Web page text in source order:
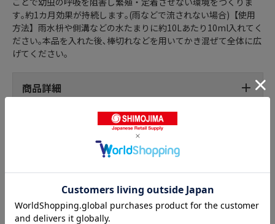
す｡約1カ月効果が持続します｡(雨などで流されない場合)【使用
方法】雨水枡や側溝などの水たまりに約10Lあたり10ml入れてく
ださい｡本品を入れた後､棒切れなどを用いてかき混ぜて全体に広
げてください｡
商品詳細
忌避剤の人気商品との比較